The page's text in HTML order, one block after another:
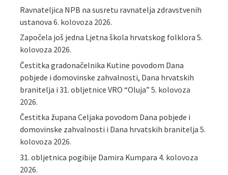
Ravnateljica NPB na susretu ravnatelja zdravstvenih
ustanova 6. kolovoza 2026.
Započela još jedna Ljetna škola hrvatskog folklora 5.
kolovoza 2026.
Čestitka gradonačelnika Kutine povodom Dana
pobjede i domovinske zahvalnosti, Dana hrvatskih
branitelja i 31. obljetnice VRO “Oluja” 5. kolovoza
2026.
Čestitka župana Celjaka povodom Dana pobjede i
domovinske zahvalnosti i Dana hrvatskih branitelja 5.
kolovoza 2026.
31. obljetnica pogibije Damira Kumpara 4. kolovoza
2026.